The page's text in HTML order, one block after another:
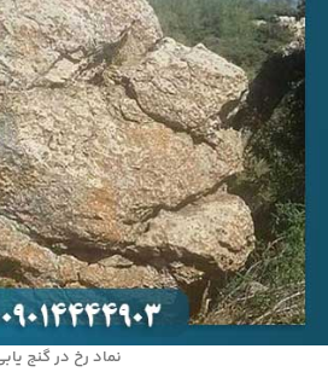
نماد رخ در گنج